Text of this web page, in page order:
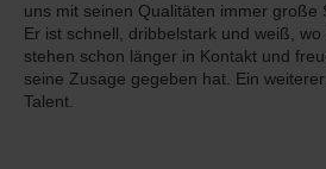
uns mit seinen Qualitäten immer große
Er ist schnell, dribbelstark und weiß, wo
stehen schon länger in Kontakt und
seine Zusage gegeben hat. Ein
Talent.